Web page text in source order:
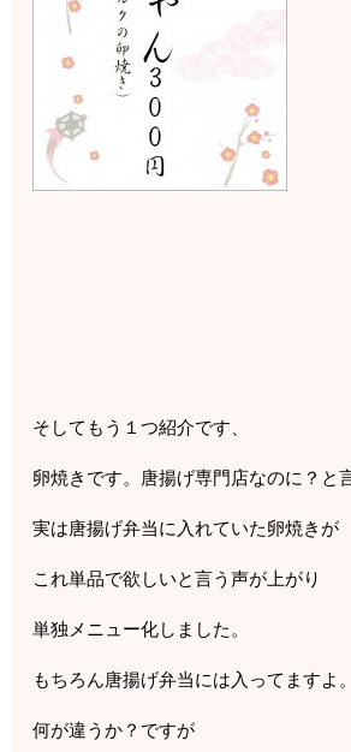
そしてもう１つ紹介です、
卵焼きです。唐揚げ専門店なのに？と
実は唐揚げ弁当に入れていた卵焼きが
これ単品で欲しいと言う声が上がり
単独メニュー化しました。
もちろん唐揚げ弁当には入ってますよ。
何が違うか？ですが